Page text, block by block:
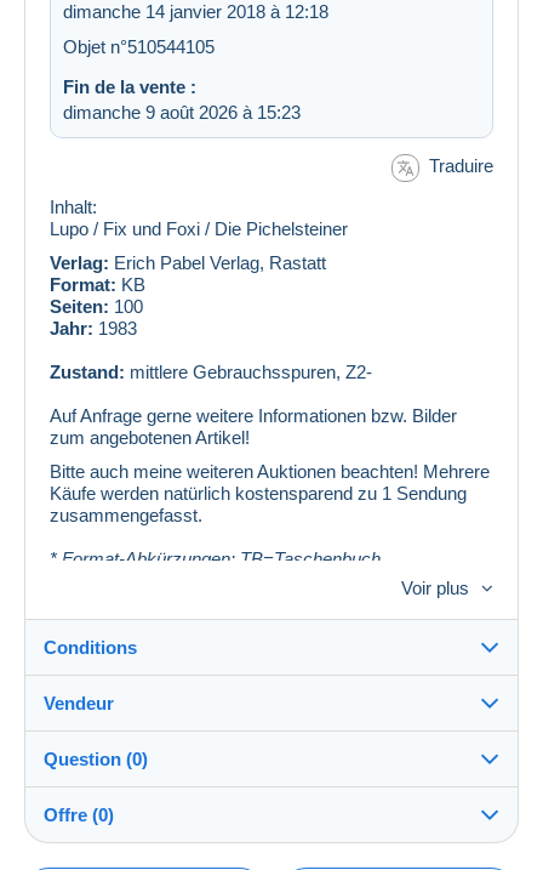
dimanche 14 janvier 2018 à 12:18
Objet n°510544105
Fin de la vente :
dimanche 9 août 2026 à 15:23
Traduire
Inhalt:
Lupo / Fix und Foxi / Die Pichelsteiner
Verlag: Erich Pabel Verlag, Rastatt
Format: KB
Seiten: 100
Jahr: 1983
Zustand: mittlere Gebrauchsspuren, Z2-
Auf Anfrage gerne weitere Informationen bzw. Bilder
zum angebotenen Artikel!
Bitte auch meine weiteren Auktionen beachten! Mehrere
Käufe werden natürlich kostensparend zu 1 Sendung
zusammengefasst.
* Format-Abkürzungen: TB=Taschenbuch,
HC=Hardcover (gebundenes Buch), SC=Softcover
(broschiert), SU=Schutzumschlag, GB=Großband
(Heft), GBÜ=Großband Übergröße, Br.=Broschüre,
KB=Kleinband, Picc.=Piccolo
Voir plus
Conditions
Destination :
Voir la liste des pays
Remise en main propre :
Oui
Vendeur
buchkeller100%(30x)
Boutique
Question (0)
Offre (0)